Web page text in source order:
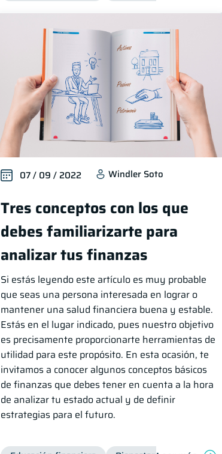
07 / 09 / 2022 Windler Soto
Tres conceptos con los que
debes familiarizarte para
analizar tus finanzas
Si estás leyendo este artículo es muy probable
que seas una persona interesada en lograr o
mantener una salud financiera buena y estable.
Estás en el lugar indicado, pues nuestro objetivo
es precisamente proporcionarte herramientas de
utilidad para este propósito. En esta ocasión, te
invitamos a conocer algunos conceptos básicos
de finanzas que debes tener en cuenta a la hora
de analizar tu estado actual y de definir
estrategias para el futuro.